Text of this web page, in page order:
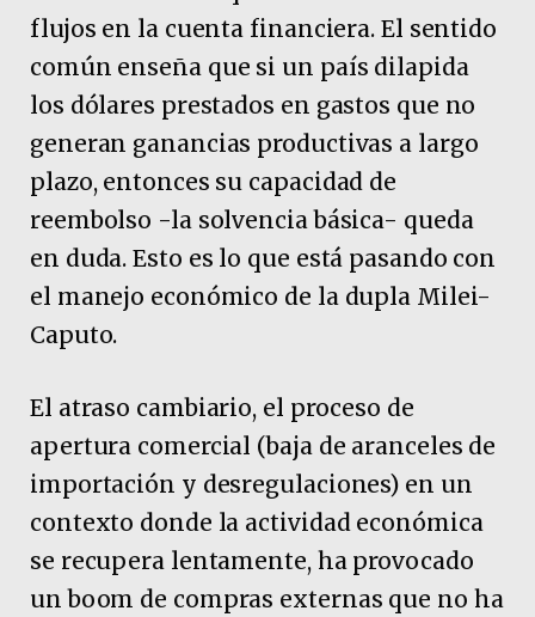
flujos en la cuenta financiera. El sentido
común enseña que si un país dilapida
los dólares prestados en gastos que no
generan ganancias productivas a largo
plazo, entonces su capacidad de
reembolso -la solvencia básica- queda
en duda. Esto es lo que está pasando con
el manejo económico de la dupla Milei-
Caputo.
El atraso cambiario, el proceso de
apertura comercial (baja de aranceles de
importación y desregulaciones) en un
contexto donde la actividad económica
se recupera lentamente, ha provocado
un boom de compras externas que no ha